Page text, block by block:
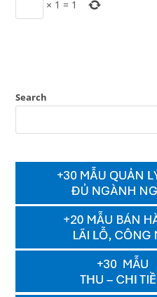
× 1 = 1
Search